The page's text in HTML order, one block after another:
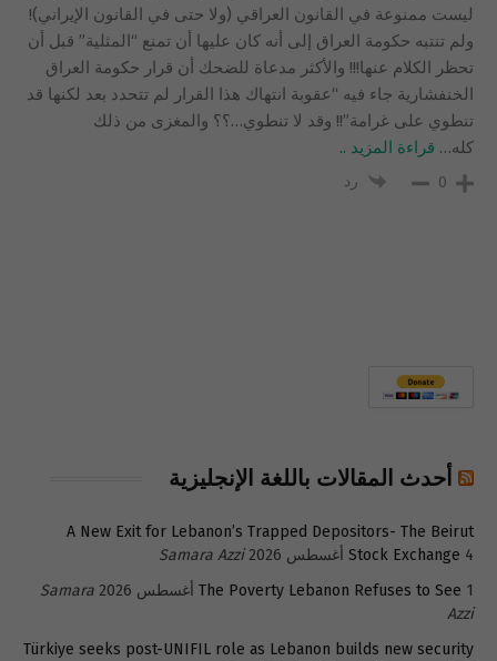
ليست ممنوعة في القانون العراقي (ولا حتى في القانون الإيراني)!
ولم تنتبه حكومة العراق إلى أنه كان عليها أن تمنع “المثلية” قبل أن
تحظر الكلام عنها!!! والأكثر مدعاة للضحك أن قرار حكومة العراق
الخنفشارية جاء فيه “عقوبة انتهاك هذا القرار لم تتحدد بعد لكنها قد
تنطوي على غرامة”!! وقد لا تنطوي…؟؟ والمغزى من ذلك
كله… قراءة المزيد ..
0 رد
أحدث المقالات باللغة الإنجليزية
A New Exit for Lebanon’s Trapped Depositors- The Beirut
Stock Exchange 4 أغسطس 2026
Samara Azzi
The Poverty Lebanon Refuses to See 1 أغسطس 2026
Samara
Azzi
Türkiye seeks post-UNIFIL role as Lebanon builds new security